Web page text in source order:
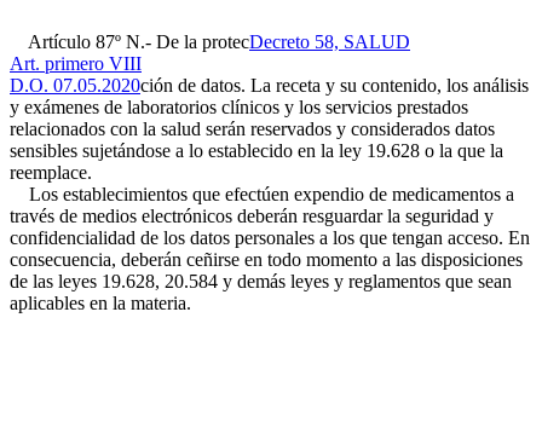
Artículo 87º N.- De la protecDecreto 58, SALUD
Art. primero VIII
D.O. 07.05.2020ción de datos. La receta y su contenido, los análisis
y exámenes de laboratorios clínicos y los servicios prestados
relacionados con la salud serán reservados y considerados datos
sensibles sujetándose a lo establecido en la ley 19.628 o la que la
reemplace.
Los establecimientos que efectúen expendio de medicamentos a
través de medios electrónicos deberán resguardar la seguridad y
confidencialidad de los datos personales a los que tengan acceso. En
consecuencia, deberán ceñirse en todo momento a las disposiciones
de las leyes 19.628, 20.584 y demás leyes y reglamentos que sean
aplicables en la materia.